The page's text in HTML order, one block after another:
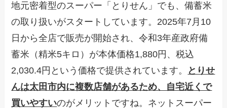
地元密着型のスーパー「とりせん」でも、備蓄米
の取り扱いがスタートしています。2025年7月10
日から全店で販売が開始され、令和3年産政府備
蓄米（精米5キロ）が本体価格1,880円、税込
2,030.4円という価格で提供されています。
とりせ
んは太田市内に複数店舗があるため、自宅近くで
買いやすいのがメリットですね。ネットスーパー